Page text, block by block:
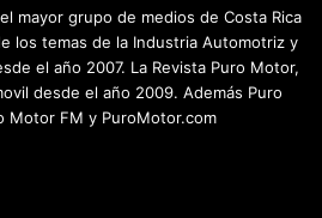
mayor grupo de medios de Costa Rica
los temas de la Industria Automotriz y
el año 2007. La Revista Puro Motor,
desde el año 2009. Además Puro
Motor FM y PuroMotor.com